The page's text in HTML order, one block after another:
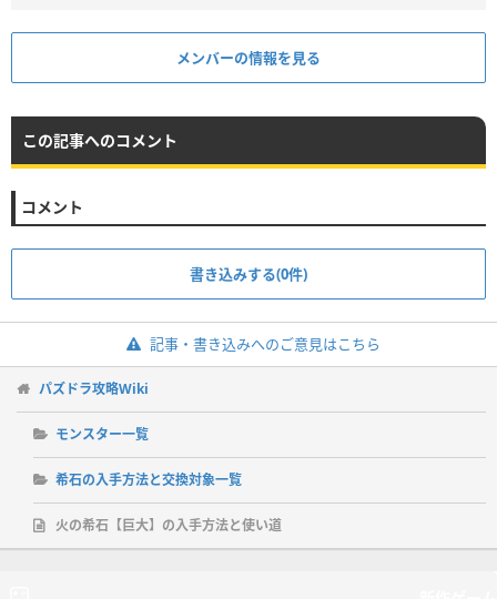
メンバーの情報を見る
この記事へのコメント
コメント
書き込みする(0件)
記事・書き込みへのご意見はこちら
パズドラ攻略Wiki
モンスター一覧
希石の入手方法と交換対象一覧
火の希石【巨大】の入手方法と使い道